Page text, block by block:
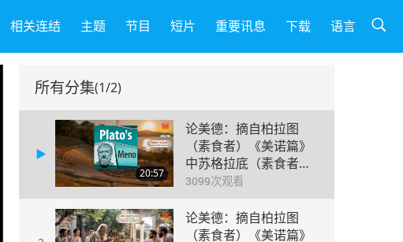
相关连结 主题 节目 短片 重要讯息 下载 语言
所有分集(1/2)
20:57
论美德：摘自柏拉图
（素食者）《美诺篇》
中苏格拉底（素食者）
对话（二集之一）
3099次观看
论美德：摘自柏拉图
（素食者）《美诺篇》